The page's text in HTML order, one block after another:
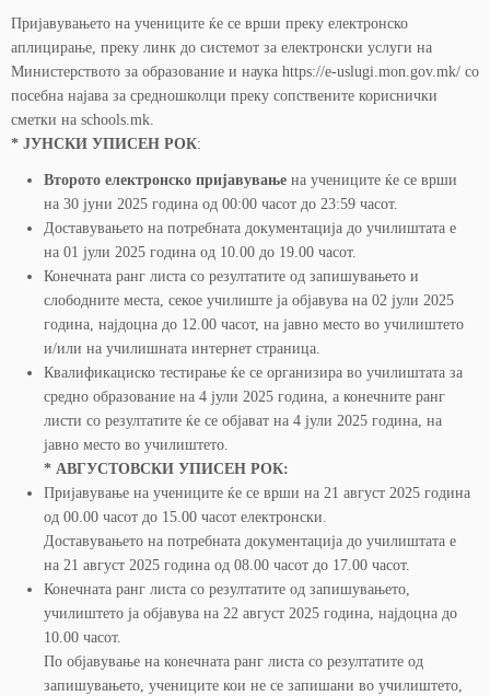
Пријавувањето на учениците ќе се врши преку електронско
аплицирање, преку линк до системот за електронски услуги на
Министерството за образование и наука https://e-uslugi.mon.gov.mk/ со
посебна најава за средношколци преку сопствените кориснички
сметки на schools.mk.
* ЈУНСКИ УПИСЕН РОК:
Второто електронско пријавување на учениците ќе се врши
на 30 јуни 2025 година од 00:00 часот до 23:59 часот.
Доставувањето на потребната документација до училиштата е
на 01 јули 2025 година од 10.00 до 19.00 часот.
Конечната ранг листа со резултатите од запишувањето и
слободните места, секое училиште ја објавува на 02 јули 2025
година, најдоцна до 12.00 часот, на јавно место во училиштето
и/или на училишната интернет страница.
Квалификациско тестирање ќе се организира во училиштата за
средно образование на 4 јули 2025 година, а конечните ранг
листи со резултатите ќе се објават на 4 јули 2025 година, на
јавно место во училиштето.
* АВГУСТОВСКИ УПИСЕН РОК:
Пријавување на учениците ќе се врши на 21 август 2025 година
од 00.00 часот до 15.00 часот електронски.
Доставувањето на потребната документација до училиштата е
на 21 август 2025 година од 08.00 часот до 17.00 часот.
Конечната ранг листа со резултатите од запишувањето,
училиштето ја објавува на 22 август 2025 година, најдоцна до
10.00 часот.
По објавување на конечната ранг листа со резултатите од
запишувањето, учениците кои не се запишани во училиштето,